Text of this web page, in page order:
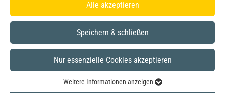
Alle akzeptieren
Speichern & schließen
Nur essenzielle Cookies akzeptieren
Weitere Informationen anzeigen